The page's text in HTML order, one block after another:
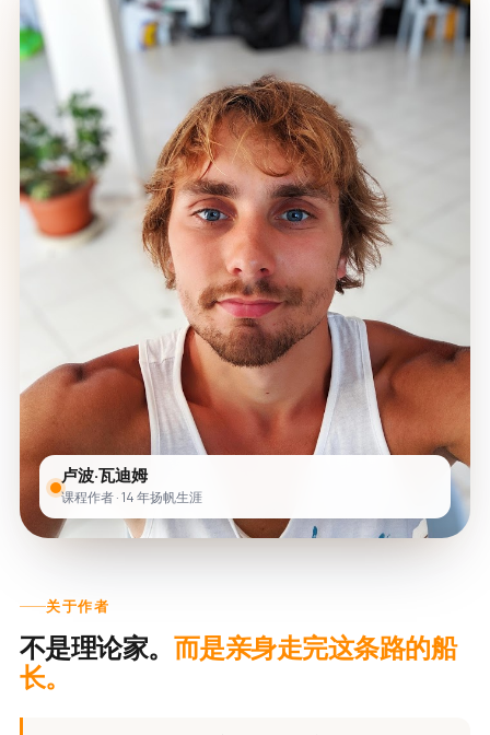
卢波·瓦迪姆
课程作者 · 14 年扬帆生涯
关于作者
不是理论家。 而是亲身走完这条路的船
长。